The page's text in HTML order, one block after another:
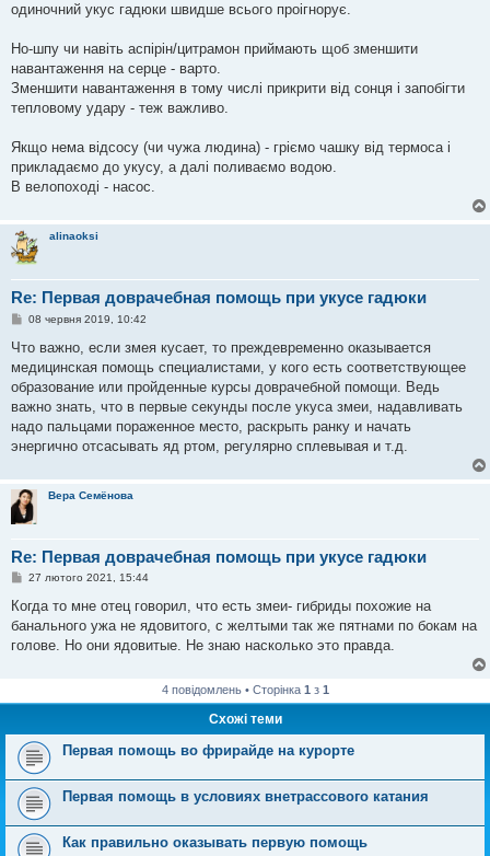
д
л
е
н
я
одиночний укус гадюки швидше всього проігнорує.
Но-шпу чи навіть аспірін/цитрамон приймають щоб зменшити
навантаження на серце - варто.
Зменшити навантаження в тому числі прикрити від сонця і запобігти
тепловому удару - теж важливо.
Якщо нема відсосу (чи чужа людина) - гріємо чашку від термоса і
прикладаємо до укусу, а далі поливаємо водою.
В велопоході - насос.
alinaoksi
Re: Первая доврачебная помощь при укусе гадюки
П
в
д
о
м
л
е
н
н
08 червня 2019, 10:42
Что важно, если змея кусает, то преждевременно оказывается
медицинская помощь специалистами, у кого есть соответствующее
образование или пройденные курсы доврачебной помощи. Ведь
важно знать, что в первые секунды после укуса змеи, надавливать
надо пальцами пораженное место, раскрыть ранку и начать
энергично отсасывать яд ртом, регулярно сплевывая и т.д.
Вера Семёнова
Re: Первая доврачебная помощь при укусе гадюки
П
в
д
о
н
27 лютого 2021, 15:44
Когда то мне отец говорил, что есть змеи- гибриды похожие на
банального ужа не ядовитого, с желтыми так же пятнами по бокам на
голове. Но они ядовитые. Не знаю насколько это правда.
4 повідомлень • Сторінка 1 з 1
Схожі теми
Первая помощь во фрирайде на курорте
Первая помощь в условиях внетрассового катания
Как правильно оказывать первую помощь